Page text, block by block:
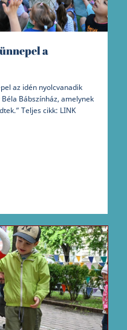
a
az idén nyolcvanadik
Bábszínház, amelynek
Teljes cikk: LINK